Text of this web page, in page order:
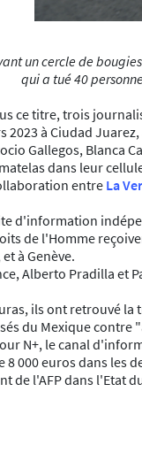
un cercle de
qui a tué 40
ce titre, trois
2023 à Ciudad
Gallegos,
dans leur
entre La
d'information
de l'Homme
à Genève.
Alberto Pradilla et
ils ont retrouvé
du Mexique contre
N+, le canal
000 euros dans les
de l'AFP dans l'Etat